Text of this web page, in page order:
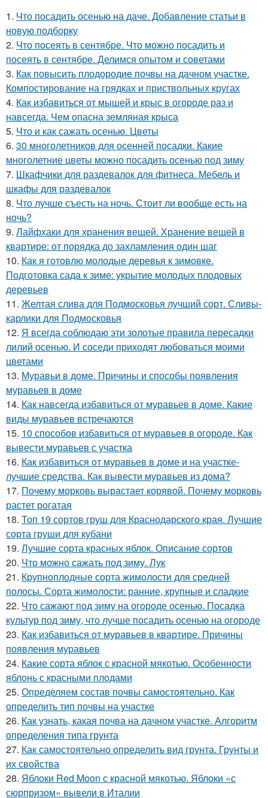
1. Что посадить осенью на даче. Добавление статьи в
новую подборку
2. Что посеять в сентябре. Что можно посадить и
посеять в сентябре. Делимся опытом и советами
3. Как повысить плодородие почвы на дачном участке.
Компостирование на грядках и приствольных кругах
4. Как избавиться от мышей и крыс в огороде раз и
навсегда. Чем опасна земляная крыса
5. Что и как сажать осенью. Цветы
6. 30 многолетников для осенней посадки. Какие
многолетние цветы можно посадить осенью под зиму
7. Шкафчики для раздевалок для фитнеса. Мебель и
шкафы для раздевалок
8. Что лучше съесть на ночь. Стоит ли вообще есть на
ночь?
9. Лайфхаки для хранения вещей. Хранение вещей в
квартире: от порядка до захламления один шаг
10. Как я готовлю молодые деревья к зимовке.
Подготовка сада к зиме: укрытие молодых плодовых
деревьев
11. Желтая слива для Подмосковья лучший сорт. Сливы-
карлики для Подмосковья
12. Я всегда соблюдаю эти золотые правила пересадки
лилий осенью. И соседи приходят любоваться моими
цветами
13. Муравьи в доме. Причины и способы появления
муравьев в доме
14. Как навсегда избавиться от муравьев в доме. Какие
виды муравьев встречаются
15. 10 способов избавиться от муравьев в огороде. Как
вывести муравьев с участка
16. Как избавиться от муравьев в доме и на участке-
лучшие средства. Как вывести муравьев из дома?
17. Почему морковь вырастает корявой. Почему морковь
растет рогатая
18. Топ 19 сортов груш для Краснодарского края. Лучшие
сорта груши для кубани
19. Лучшие сорта красных яблок. Описание сортов
20. Что можно сажать под зиму. Лук
21. Крупноплодные сорта жимолости для средней
полосы. Сорта жимолости: ранние, крупные и сладкие
22. Что сажают под зиму на огороде осенью. Посадка
культур под зиму, что лучше посадить осенью на огороде
23. Как избавиться от муравьев в квартире. Причины
появления муравьев
24. Какие сорта яблок с красной мякотью. Особенности
яблонь с красными плодами
25. Определяем состав почвы самостоятельно. Как
определить тип почвы на участке
26. Как узнать, какая почва на дачном участке. Алгоритм
определения типа грунта
27. Как самостоятельно определить вид грунта. Грунты и
их свойства
28. Яблоки Red Moon с красной мякотью. Яблоки «с
сюрпризом» вывели в Италии